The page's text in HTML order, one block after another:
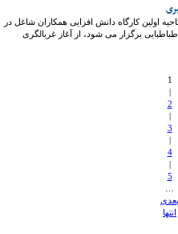
اولین کارگاه دانش افزایی همکاران شاغل در
برگزار می شود، از آغاز غربالگری
1
|
2
|
3
|
4
|
5
بعدی
انتها